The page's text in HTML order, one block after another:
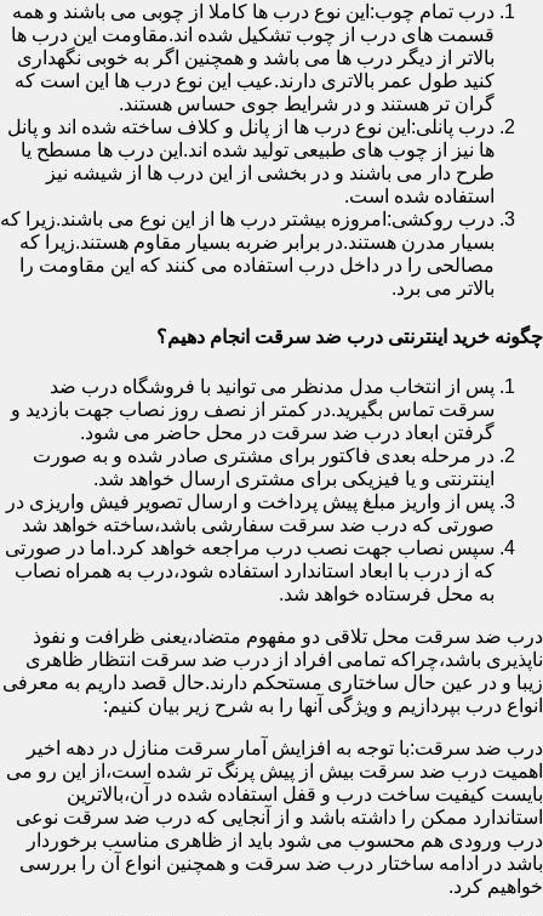
درب تمام چوب:این نوع درب ها کاملا از چوبی می باشند و همه
قسمت های درب از چوب تشکیل شده اند.مقاومت این درب ها
بالاتر از دیگر درب ها می باشد و همچنین اگر به خوبی نگهداری
کنید طول عمر بالاتری دارند.عیب این نوع درب ها این است که
گران تر هستند و در شرایط جوی حساس هستند.
درب پانلی:این نوع درب ها از پانل و کلاف ساخته شده اند و پانل
ها نیز از چوب های طبیعی تولید شده اند.این درب ها مسطح یا
طرح دار می باشند و در بخشی از این درب ها از شیشه نیز
استفاده شده است.
درب روکشی:امروزه بیشتر درب ها از این نوع می باشند.زیرا که
بسیار مدرن هستند.در برابر ضربه بسیار مقاوم هستند.زیرا که
مصالحی را در داخل درب استفاده می کنند که این مقاومت را
بالاتر می برد.
چگونه خرید اینترنتی درب ضد سرقت انجام دهیم؟
پس از انتخاب مدل مدنظر می توانید با فروشگاه درب ضد
سرقت تماس بگیرید.در کمتر از نصف روز نصاب جهت بازدید و
گرفتن ابعاد درب ضد سرقت در محل حاضر می شود.
در مرحله بعدی فاکتور برای مشتری صادر شده و به صورت
اینترنتی و یا فیزیکی برای مشتری ارسال خواهد شد.
پس از واریز مبلغ پیش پرداخت و ارسال تصویر فیش واریزی در
صورتی که درب ضد سرقت سفارشی باشد،ساخته خواهد شد
سپس نصاب جهت نصب درب مراجعه خواهد کرد.اما در صورتی
که از درب با ابعاد استاندارد استفاده شود،درب به همراه نصاب
به محل فرستاده خواهد شد.
درب ضد سرقت محل تلاقی دو مفهوم متضاد،یعنی ظرافت و نفوذ
ناپذیری باشد،چراکه تمامی افراد از درب ضد سرقت انتظار ظاهری
زیبا و در عین حال ساختاری مستحکم دارند.حال قصد داریم به معرفی
انواع درب بپردازیم و ویژگی آنها را به شرح زیر بیان کنیم:
درب ضد سرقت:با توجه به افزایش آمار سرقت منازل در دهه اخیر
اهمیت درب ضد سرقت بیش از پیش پرنگ تر شده است،از این رو می
بایست کیفیت ساخت درب و قفل استفاده شده در آن،بالاترین
استاندارد ممکن را داشته باشد و از آنجایی که درب ضد سرقت نوعی
درب ورودی هم محسوب می شود باید از ظاهری مناسب برخوردار
باشد در ادامه ساختار درب ضد سرقت و همچنین انواع آن را بررسی
خواهیم کرد.